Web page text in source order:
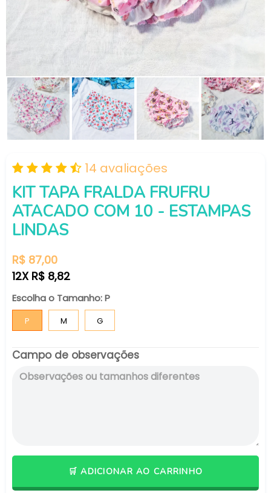
14 avaliações
KIT TAPA FRALDA FRUFRU
ATACADO COM 10 - ESTAMPAS
LINDAS
Preço
normal
R$ 87,00
12X R$ 8,82
Escolha o Tamanho:P
P M G
Campo de observações
🛒 ADICIONAR AO CARRINHO